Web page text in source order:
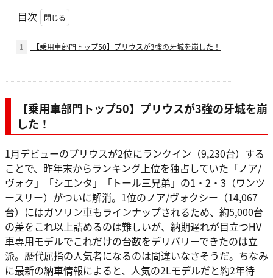
目次
1 【乗用車部門トップ50】プリウスが3強の牙城を崩した！
【乗用車部門トップ50】プリウスが3強の牙城を崩
した！
1月デビューのプリウスが2位にランクイン（9,230台）する
ことで、昨年末からランキング上位を独占していた「ノア/
ヴォク」「シエンタ」「トール三兄弟」の1・2・3（ワンツ
ースリー）がついに解消。1位のノア/ヴォクシー（14,067
台）にはガソリン車もラインナップされるため、約5,000台
の差をこれ以上詰めるのは難しいが、納期遅れが目立つHV
車専用モデルでこれだけの台数をデリバリーできたのは立
派。歴代屈指の人気者になるのは間違いなさそうだ。ちなみ
に最新の納車情報によると、人気の2Lモデルだと約2年待